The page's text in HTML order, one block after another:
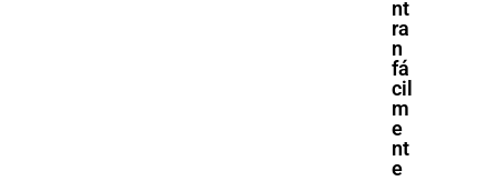
nt
ra
n
fá
cil
m
e
nt
e